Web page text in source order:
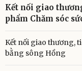
Kết nối giao
phẩm Chăm sóc
Kết nối giao thương,
bằng sông Hồng